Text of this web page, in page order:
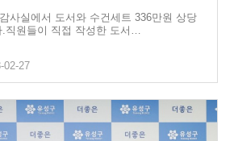
사실에서 도서와 수건세트 336만원 상당
직원들이 직접 작성한 도서…
02-27